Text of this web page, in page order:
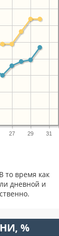
27 29 31
то время как
дневной и
%